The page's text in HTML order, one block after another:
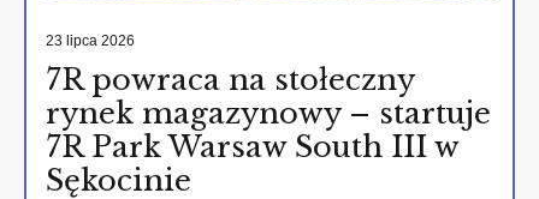
23 lipca 2026
7R powraca na stołeczny
rynek magazynowy – startuje
7R Park Warsaw South III w
Sękocinie